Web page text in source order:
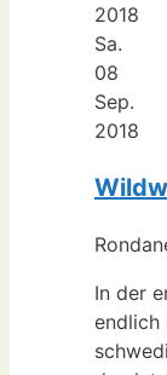
2018
Sa.
08
Sep.
2018
In der
endlich